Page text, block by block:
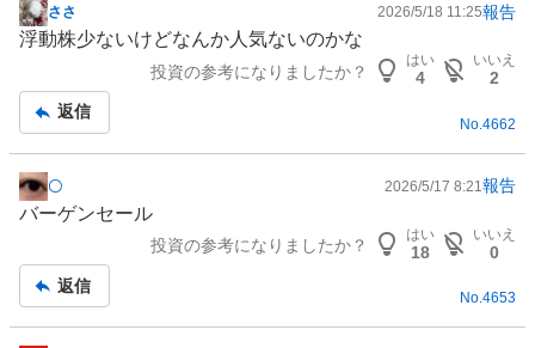
掲
示
事
ささ 2026/5/18 11:25報告
浮動株少ないけどなんか人気ないのかな
投資の参考になりましたか？
はい
4
いいえ
2
返信
No. 4662
掲
示
事
〇 2026/5/17 8:21 報告
バーゲンセール
投資の参考になりましたか？
はい
18
いいえ
0
返信
No.4653